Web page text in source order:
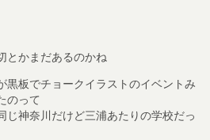
とかまだあるのかね
黒板でチョークイラストのイベントみ
のって
じ神奈川だけど三浦あたりの学校だっ